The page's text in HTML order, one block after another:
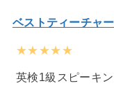
ベストティーチャー
★★★★★
英検1級スピーキ